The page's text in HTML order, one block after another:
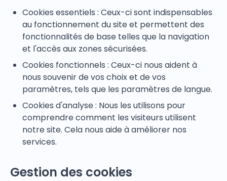
Cookies essentiels : Ceux-ci sont indispensables
au fonctionnement du site et permettent des
fonctionnalités de base telles que la navigation
et l'accès aux zones sécurisées.
Cookies fonctionnels : Ceux-ci nous aident à
nous souvenir de vos choix et de vos
paramètres, tels que les paramètres de langue.
Cookies d'analyse : Nous les utilisons pour
comprendre comment les visiteurs utilisent
notre site. Cela nous aide à améliorer nos
services.
Gestion des cookies